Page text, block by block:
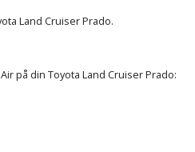
Land Cruiser Prado.
på din Toyota Land Cruiser Prado: